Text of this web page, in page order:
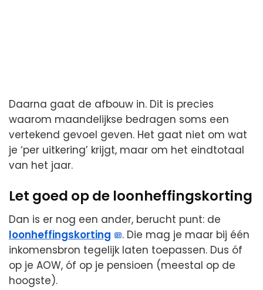
Daarna gaat de afbouw in. Dit is precies
waarom maandelijkse bedragen soms een
vertekend gevoel geven. Het gaat niet om wat
je ‘per uitkering’ krijgt, maar om het eindtotaal
van het jaar.
Let goed op de loonheffingskorting
Dan is er nog een ander, berucht punt: de
loonheffingskorting
. Die mag je maar bij één
inkomensbron tegelijk laten toepassen. Dus óf
op je AOW, óf op je pensioen (meestal op de
hoogste).